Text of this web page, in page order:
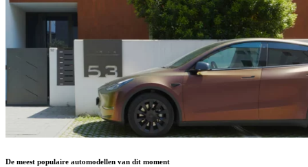
De meest populaire automodellen van dit moment